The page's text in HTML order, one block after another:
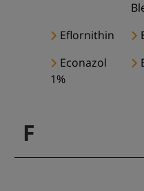
Eflornithin
Econazol
1%
F